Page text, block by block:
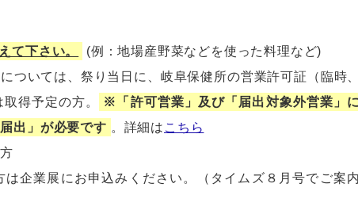
て下さい。
(例：地場産野菜などを使った料理など)
ついては、祭り当日に、岐阜保健所の営業許可証（臨時
得予定の方。
※「許可営業」及び「届出対象外営業」に
出」が必要です 。詳細は こちら
は企業展にお申込みください。（タイムズ８月号でご案